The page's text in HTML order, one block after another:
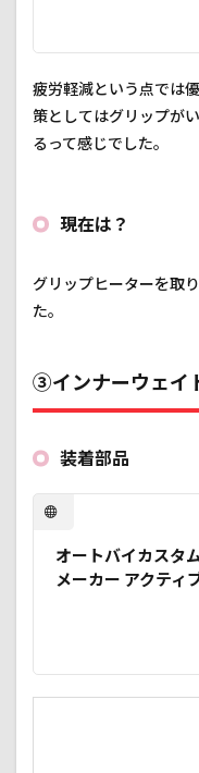
疲労軽減という点では
策としてはグリップが
るって感じでした。
現在は？
グリップヒーターを取
た。
③インナーウェイ
装着部品
オートバイカスタ
メーカー アクティ